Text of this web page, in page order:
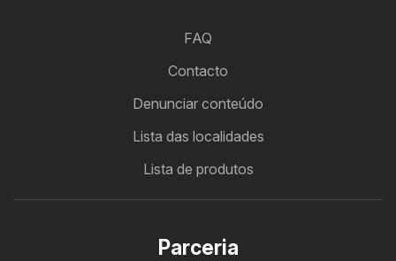
FAQ
Contacto
Denunciar conteúdo
Lista das localidades
Lista de produtos
Parceria